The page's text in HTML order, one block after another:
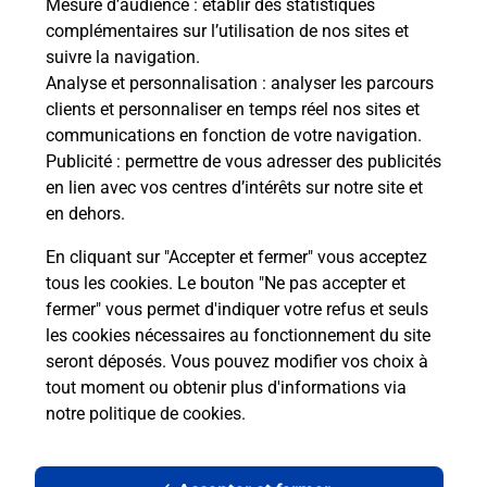
Mesure d’audience : établir des statistiques
complémentaires sur l’utilisation de nos sites et
suivre la navigation.
Analyse et personnalisation : analyser les parcours
clients et personnaliser en temps réel nos sites et
communications en fonction de votre navigation.
Publicité : permettre de vous adresser des publicités
en lien avec vos centres d’intérêts sur notre site et
en dehors.
En cliquant sur "Accepter et fermer" vous acceptez
tous les cookies. Le bouton "Ne pas accepter et
fermer" vous permet d'indiquer votre refus et seuls
les cookies nécessaires au fonctionnement du site
seront déposés. Vous pouvez modifier vos choix à
tout moment ou obtenir plus d'informations via
notre politique de cookies.
Boîte aux lettres La Poste
Prochaine collecte du courrierlundià 08h30
2 Place Jean Marie Dauzier
19150 Cornil
Le lien s'ouvre dans un nouvel onglet
Localiser Liste Boîtes aux lettres Corrèze Cornil